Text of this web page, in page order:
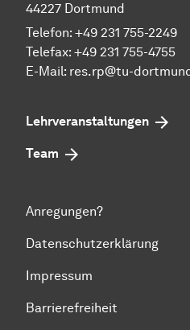
44227 Dortmund
Telefon: +49 231 755-2249
Telefax: +49 231 755-4755
E-Mail: res.rp@tu-
Lehrveranstaltungen
Team
Anregungen?
Datenschutzerklärung
Impressum
Barrierefreiheit